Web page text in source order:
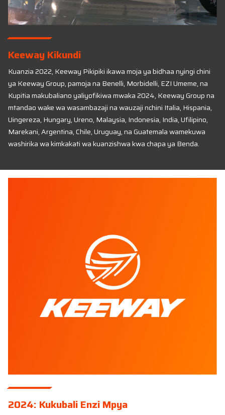
Keeway Kikundi
Kuanzia 2022, Keeway Pikipiki ikawa moja ya bidhaa nyingi chini
ya Keeway Group, pamoja na Benelli, Morbidelli, EZI Umeme, na
Kupitia makubaliano yaliyofikiwa mwaka 2024, Keeway Group na
mtandao wake wa wasambazaji na wauzaji nchini Italia, Hispania,
Uingereza, Hungary, Ureno, Malaysia, Indonesia, India, Ufilipino,
Marekani, Argentina, Chile, Uruguay, na Guatemala wamekuwa
washirika wa kimkakati wa kuanzishwa kwa chapa ya Benda.
2024: Kukubali Enzi Mpya